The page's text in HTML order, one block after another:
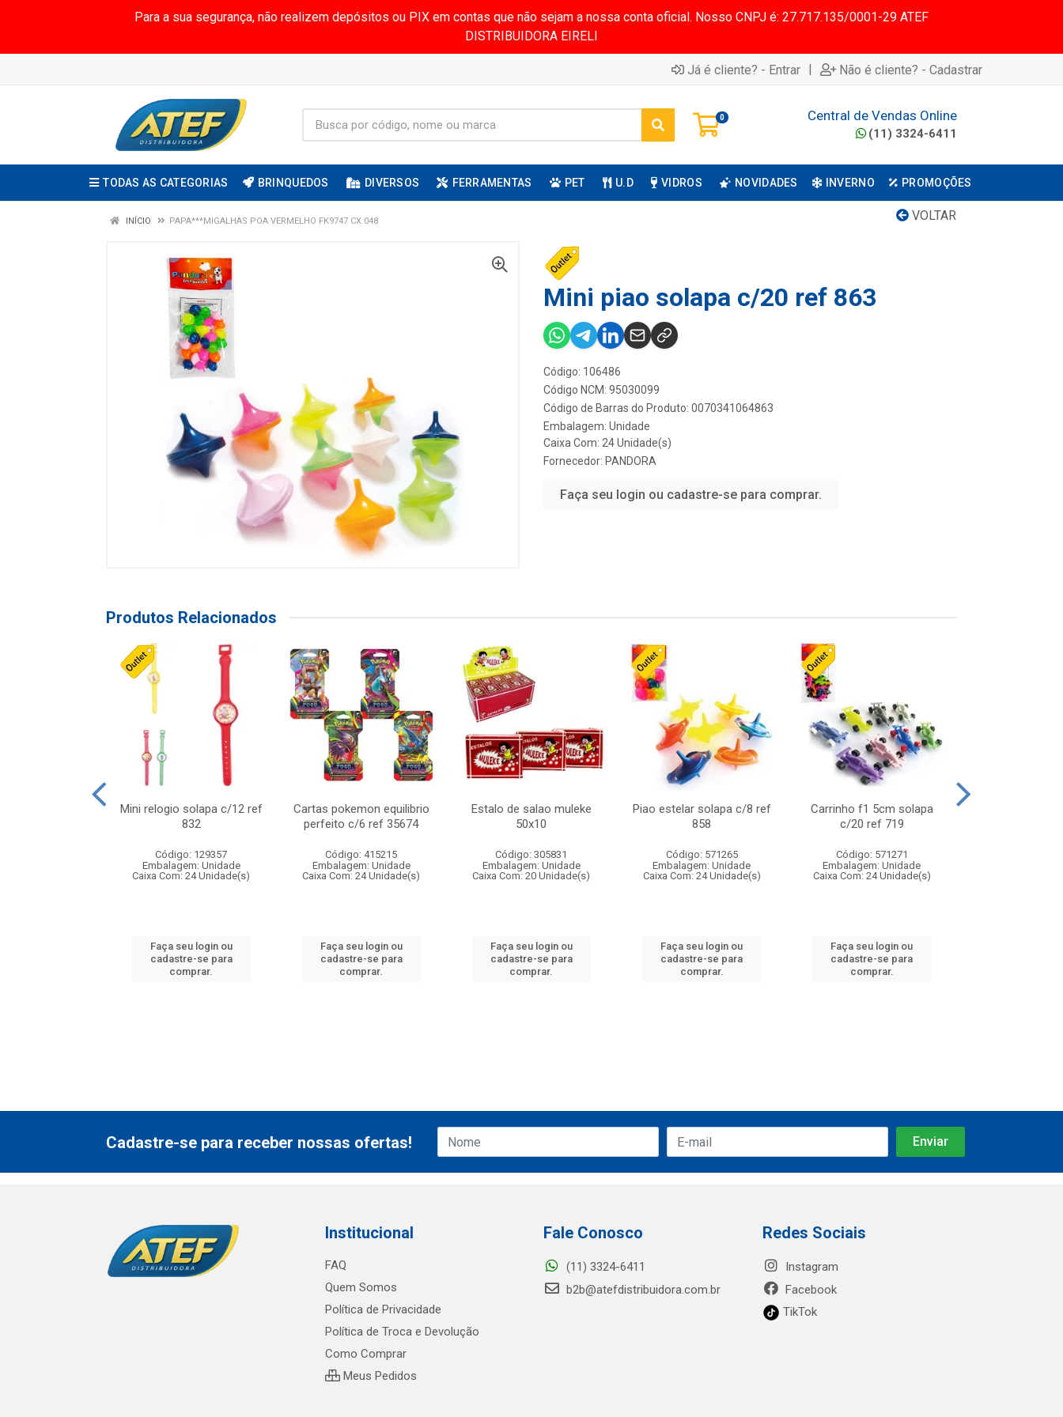
Para a sua segurança, não realizem depósitos ou PIX em contas que não sejam a nossa conta oficial. Nosso CNPJ é: 27.717.135/0001-29 ATEF
DISTRIBUIDORA EIRELI
Já é cliente? - Entrar | Não é cliente? - Cadastrar
0 Central de Vendas Online
(11) 3324-6411
TODAS AS CATEGORIAS BRINQUEDOS DIVERSOS FERRAMENTAS PET U.D VIDROS NOVIDADES INVERNO PROMOÇÕES
VOLTAR
INÍCIO PAPA***MIGALHAS POA VERMELHO FK9747 CX:048
Mini piao solapa c/20 ref 863
Código: 106486
Código NCM: 95030099
Código de Barras do Produto: 0070341064863
Embalagem: Unidade
Caixa Com: 24 Unidade(s)
Fornecedor: PANDORA
Faça seu login ou cadastre-se para comprar.
Produtos Relacionados
Mini relogio solapa c/12 ref
832
Código: 129357
Embalagem: Unidade
Caixa Com: 24 Unidade(s)
Faça seu login ou
cadastre-se para
comprar.
Cartas pokemon equilibrio
perfeito c/6 ref 35674
Código: 415215
Embalagem: Unidade
Caixa Com: 24 Unidade(s)
Faça seu login ou
cadastre-se para
comprar.
Estalo de salao muleke
50x10
Código: 305831
Embalagem: Unidade
Caixa Com: 20 Unidade(s)
Faça seu login ou
cadastre-se para
comprar.
Piao estelar solapa c/8 ref
858
Código: 571265
Embalagem: Unidade
Caixa Com: 24 Unidade(s)
Faça seu login ou
cadastre-se para
comprar.
Carrinho f1 5cm solapa
c/20 ref 719
Código: 571271
Embalagem: Unidade
Caixa Com: 24 Unidade(s)
Faça seu login ou
cadastre-se para
comprar.
Cadastre-se para receber nossas ofertas!
Institucional
FAQ
Quem Somos
Política de Privacidade
Política de Troca e Devolução
Como Comprar
Meus Pedidos
Fale Conosco
(11) 3324-6411
b2b@atefdistribuidora.com.br
Redes Sociais
Instagram
Facebook
TikTok